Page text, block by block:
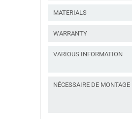
MATERIALS
WARRANTY
VARIOUS INFORMATION
NÉCESSAIRE DE MONTAGE